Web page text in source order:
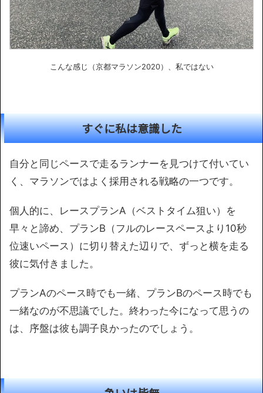
こんな感じ（京都マラソン2020）、私ではない
すぐに私は意識した
自分と同じペースで走るランナーを見つけて付いてい
く、マラソンではよく採用される戦略の一つです。
個人的に、レースプランA（ベストタイム狙い）を
早々と諦め、プランB（フルのレースペースより10秒
位速いペース）に切り替えた辺りで、ずっと横を走る
彼に気付きました。
プランAのペース時でも一緒、プランBのペース時でも
一緒なのが不思議でした。終わった今になって思うの
は、序盤は彼も調子良かったのでしょう。